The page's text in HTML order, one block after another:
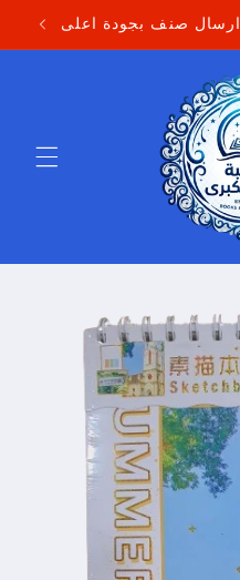
Skip to
content
صنف بجودة اعلى
information